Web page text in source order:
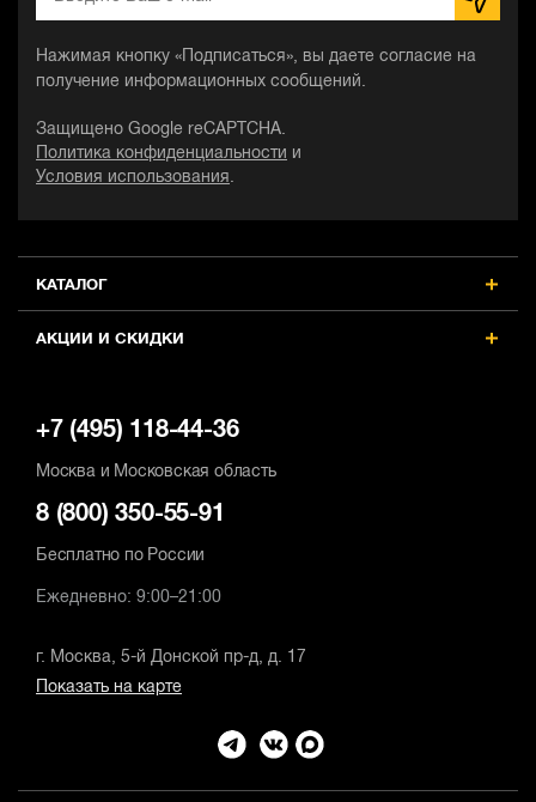
КАТАЛОГ
АКЦИИ И СКИДКИ
Нажимая кнопку «Подписаться», вы даете согласие на
получение информационных сообщений.
Защищено Google reCAPTCHA.
Политика конфиденциальности
и
Условия использования .
+7 (495) 118-44-36
Москва и Московская область
8 (800) 350-55-91
Бесплатно по России
Ежедневно: 9:00–21:00
г. Москва, 5-й Донской пр-д, д. 17
Показать на карте